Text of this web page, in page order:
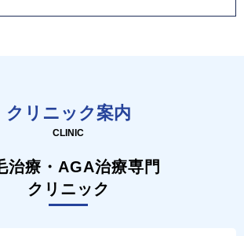
クリニック案内
CLINIC
治療・AGA治療専門
クリニック